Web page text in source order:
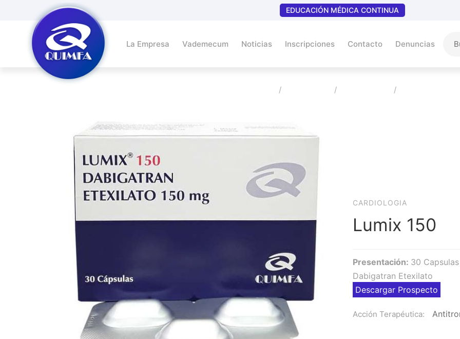
EDUCACIÓN MÉDICA CONTINUA
La Empresa Vademecum Noticias Inscripciones Contacto Denuncias
CARDIOLOGIA
Lumix 150
Presentación: 30 Capsulas
Dabigatran Etexilato
Descargar Prospecto
Acción Terapéutica: